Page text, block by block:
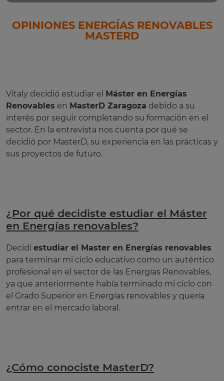
OPINIONES ENERGÍAS RENOVABLES
MASTERD
Vitaly decidió estudiar el Máster en Energías
Renovables en MasterD Zaragoza debido a su
interés por seguir completando su formación en el
sector. En la entrevista nos cuenta por qué se
decidió por MasterD, su experiencia en las prácticas y
sus proyectos de futuro.
¿Por qué decidiste estudiar el Máster
en Energías renovables?
Decidíestudiar el Master en Energías renovables
para terminar mi ciclo educativo como un auténtico
profesional en el sector de las Energías Renovables,
ya que anteriormente había terminado mi ciclo con
el Grado Superior en Energías renovables y quería
entrar en el mercado laboral.
¿Cómo conociste MasterD?